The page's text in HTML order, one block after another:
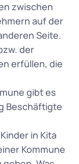
zwischen
auf der
Seite.
der
erfüllen, die
gibt es
Beschäftigte
in Kita
Kommune